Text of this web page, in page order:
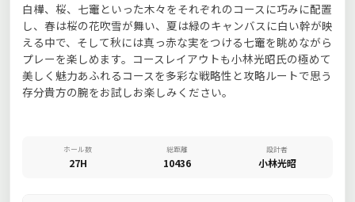
白樺、桜、七竈といった木々をそれぞれのコースに巧みに配置
し、春は桜の花吹雪が舞い、夏は緑のキャンバスに白い幹が映
える中で、そして秋には真っ赤な実をつける七竈を眺めながら
プレーを楽しめます。コースレイアウトも小林光昭氏の極めて
美しく魅力あふれるコースを多彩な戦略性と攻略ルートで思う
存分貴方の腕をお試しお楽しみください。
ホール数
27H
総距離
10436
設計者
小林光昭